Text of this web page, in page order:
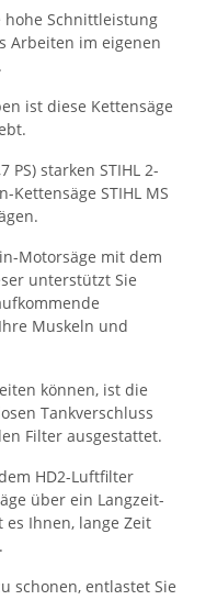
hohe Schnittleistung
Arbeiten im eigenen
ist diese Kettensäge
PS) starken STIHL 2-
Kettensäge STIHL MS
Motorsäge mit dem
unterstützt Sie
Muskeln und
können, ist die
Tankverschluss
Filter ausgestattet.
HD2-Luftfilter
über ein Langzeit-
Ihnen, lange Zeit
schonen, entlastet Sie